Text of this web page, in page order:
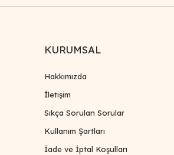
KURUMSAL
Hakkımızda
İletişim
Sıkça Sorulan Sorular
Kullanım Şartları
İade ve İptal Koşulları